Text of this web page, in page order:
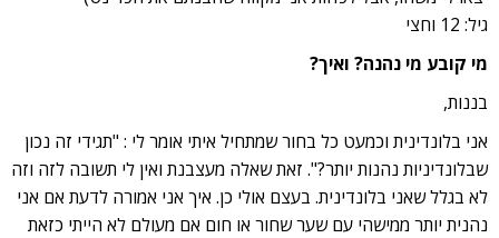
גיל: 12 וחצי
מי קובע מי נהנה? ואיך?
בננות,
אני בלונדינית וכמעט כל בחור שמתחיל איתי אומר לי : "תגידי זה נכון
שבלונדיניות נהנות יותר?". זאת שאלה מעצבנת ואין לי תשובה לזה וזה
לא בגלל שאני בלונדינית. בעצם אולי כן. איך אני אמורה לדעת אם אני
נהנית יותר ממישהי עם שער שחור או חום אם מעולם לא הייתי כזאת